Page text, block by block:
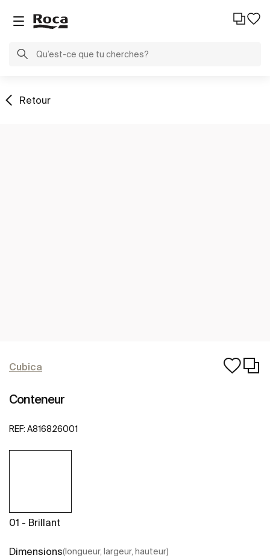
Retour
Cubica
Conteneur
REF: A816826001
01 - Brillant
Dimensions(longueur, largeur, hauteur)